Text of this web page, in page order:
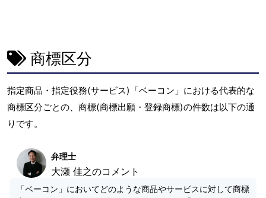
商標区分
指定商品・指定役務(サービス)「ベーコン」における代表的な
商標区分ごとの、商標(商標出願・登録商標)の件数は以下の通
りです。
弁理士
大瀬 佳之のコメント
「ベーコン」においてどのような商品やサービスに対して商標